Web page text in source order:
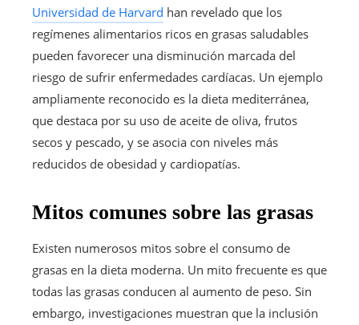
Universidad de Harvard han revelado que los
regímenes alimentarios ricos en grasas saludables
pueden favorecer una disminución marcada del
riesgo de sufrir enfermedades cardíacas. Un ejemplo
ampliamente reconocido es la dieta mediterránea,
que destaca por su uso de aceite de oliva, frutos
secos y pescado, y se asocia con niveles más
reducidos de obesidad y cardiopatías.
Mitos comunes sobre las grasas
Existen numerosos mitos sobre el consumo de
grasas en la dieta moderna. Un mito frecuente es que
todas las grasas conducen al aumento de peso. Sin
embargo, investigaciones muestran que la inclusión